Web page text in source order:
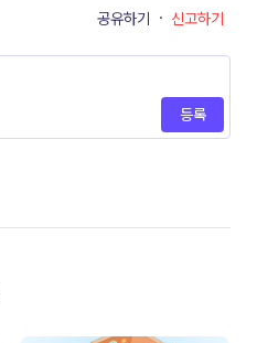
공유하기 · 신고하기
등록